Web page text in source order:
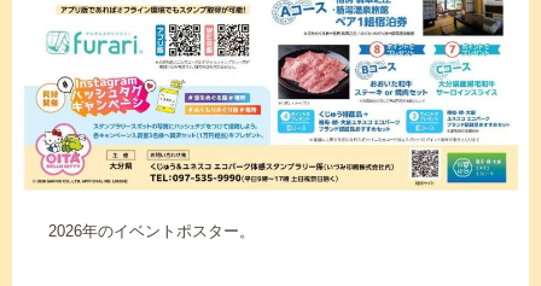
2026年のイベントポスター。